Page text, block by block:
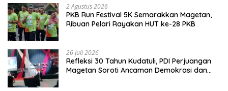
2 Agustus 2026
PKB Run Festival 5K Semarakkan Magetan,
Ribuan Pelari Rayakan HUT ke-28 PKB
26 Juli 2026
Refleksi 30 Tahun Kudatuli, PDI Perjuangan
Magetan Soroti Ancaman Demokrasi dan